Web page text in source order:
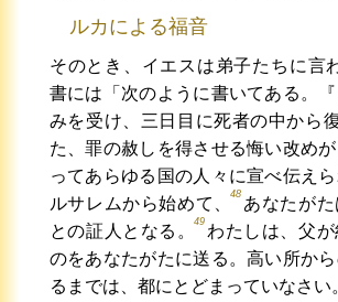
ルカによる福音
そのとき、イエスは弟子たちに言
書には「次のように書いてある。
みを受け、三日目に死者の中から
た、罪の赦しを得させる悔い改め
ってあらゆる国の人々に宣べ伝え
ルサレムから始めて、
48
あなたがた
との証人となる。
49
わたしは、父
のをあなたがたに送る。高い所か
るまでは、都にとどまっていなさい